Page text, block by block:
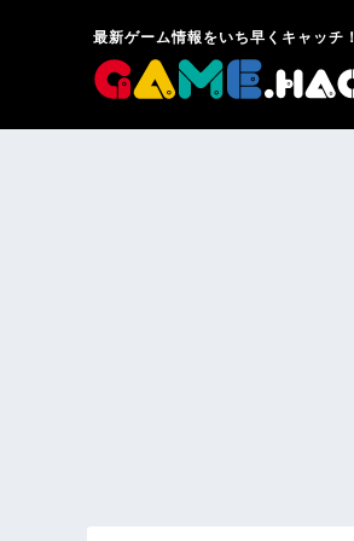
最新ゲーム情報をいち早くキャッチ！